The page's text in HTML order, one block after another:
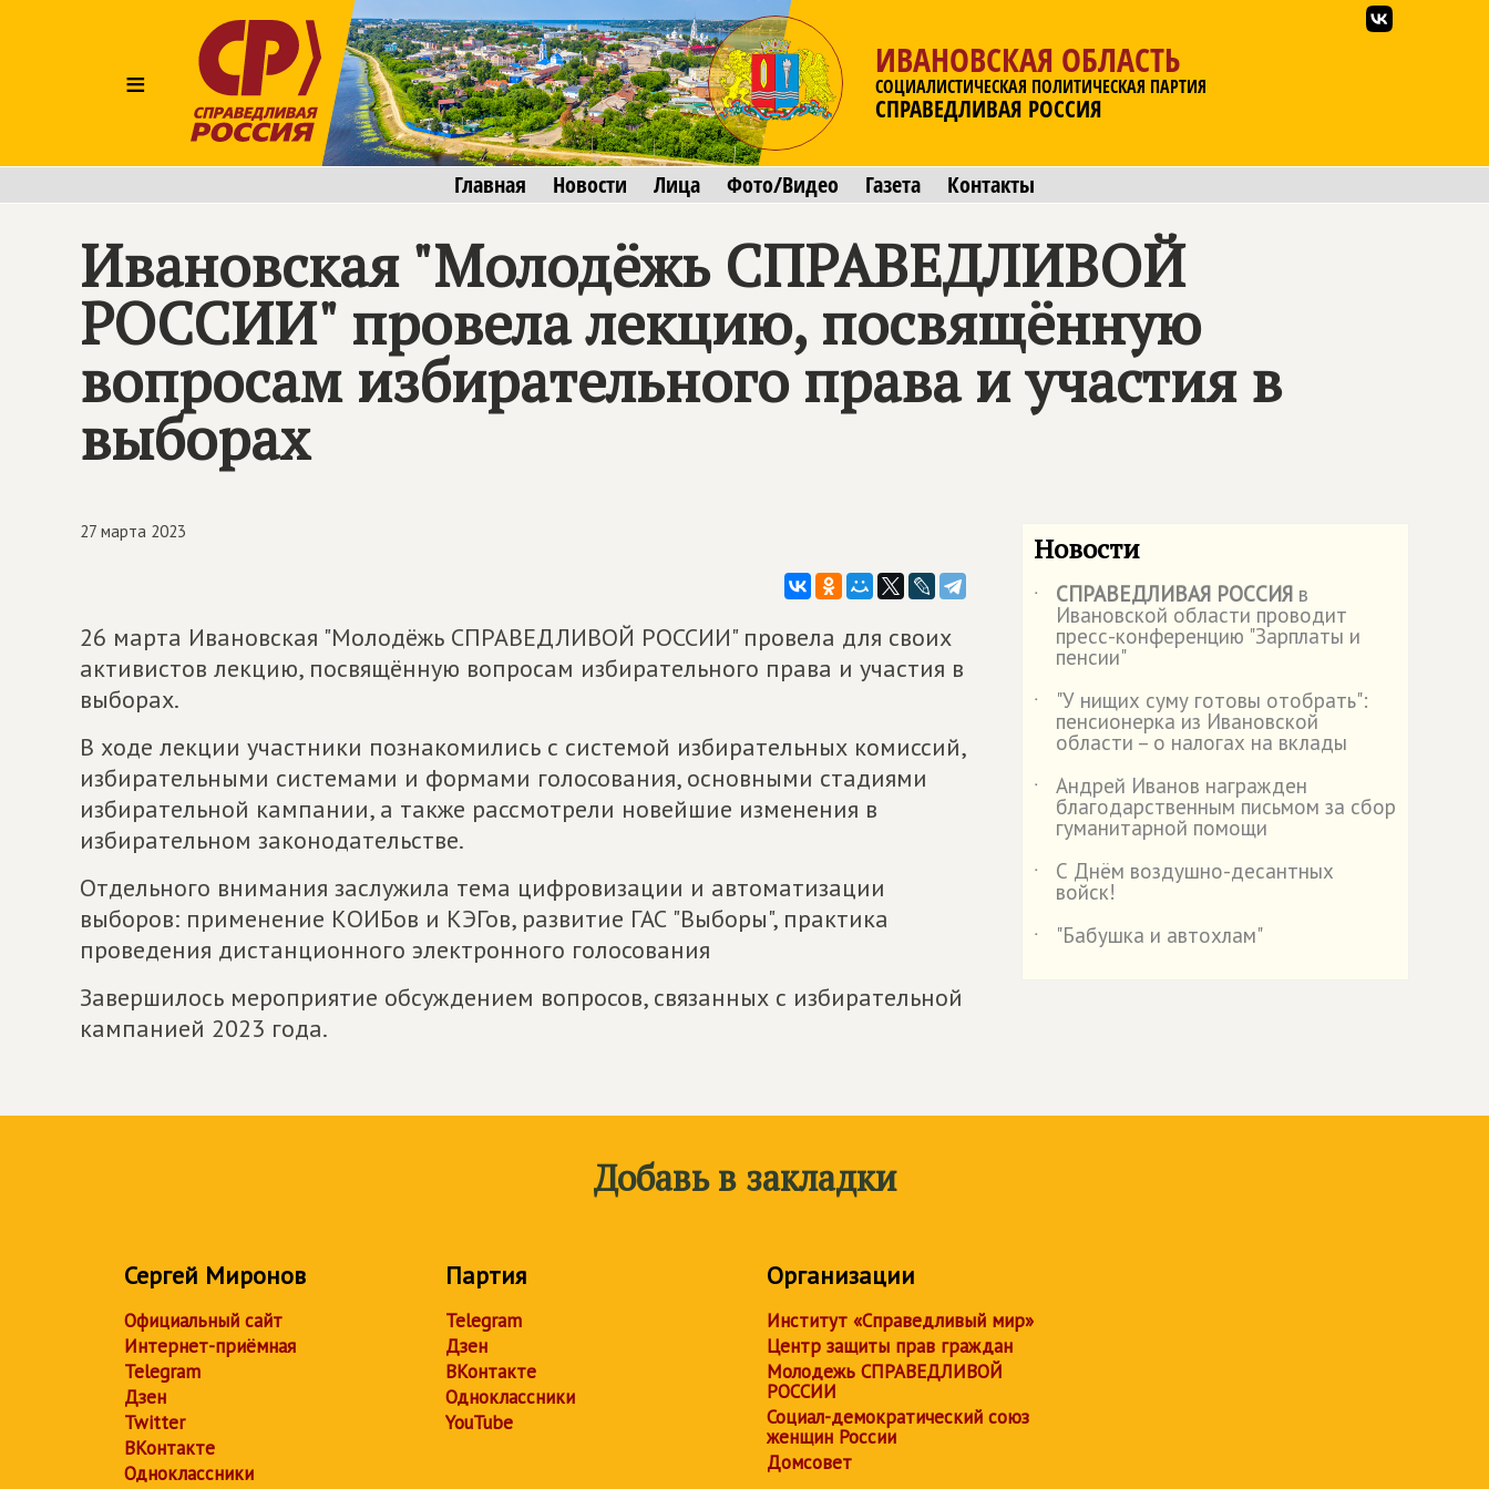
≡
ИВАНОВСКАЯ ОБЛАСТЬ
СОЦИАЛИСТИЧЕСКАЯ ПОЛИТИЧЕСКАЯ ПАРТИЯ
СПРАВЕДЛИВАЯ РОССИЯ
Главная Новости Лица Фото/Видео Газета Контакты
Ивановская "Молодёжь СПРАВЕДЛИВОЙ
РОССИИ" провела лекцию, посвящённую
вопросам избирательного права и участия в
выборах
27 марта 2023
26 марта Ивановская "Молодёжь СПРАВЕДЛИВОЙ РОССИИ" провела для своих
активистов лекцию, посвящённую вопросам избирательного права и участия в
выборах.
В ходе лекции участники познакомились с системой избирательных комиссий,
избирательными системами и формами голосования, основными стадиями
избирательной кампании, а также рассмотрели новейшие изменения в
избирательном законодательстве.
Отдельного внимания заслужила тема цифровизации и автоматизации
выборов: применение КОИБов и КЭГов, развитие ГАС "Выборы", практика
проведения дистанционного электронного голосования
Завершилось мероприятие обсуждением вопросов, связанных с избирательной
кампанией 2023 года.
Новости
˙ СПРАВЕДЛИВАЯ РОССИЯ в
Ивановской области проводит
пресс-конференцию "Зарплаты и
пенсии"
˙
"У нищих суму готовы отобрать":
пенсионерка из Ивановской
области – о налогах на вклады
˙
Андрей Иванов награжден
благодарственным письмом за сбор
гуманитарной помощи
˙
С Днём воздушно-десантных
войск!
˙
"Бабушка и автохлам"
Добавь в закладки
Сергей Миронов
Официальный сайт
Интернет-приёмная
Telegram
Дзен
Twitter
ВКонтакте
Одноклассники
Партия
Telegram
Дзен
ВКонтакте
Одноклассники
YouTube
Организации
Институт «Справедливый мир»
Центр защиты прав граждан
Молодежь СПРАВЕДЛИВОЙ
РОССИИ
Социал-демократический союз
женщин России
Домсовет